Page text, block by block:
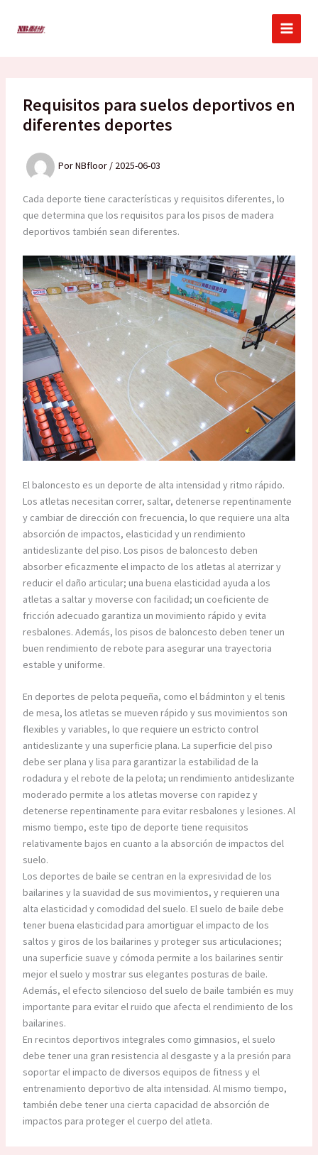
Requisitos para suelos deportivos en
diferentes deportes
PorNBfloor / 2025-06-03
Cada deporte tiene características y requisitos diferentes, lo
que determina que los requisitos para los pisos de madera
deportivos también sean diferentes.
El baloncesto es un deporte de alta intensidad y ritmo rápido.
Los atletas necesitan correr, saltar, detenerse repentinamente
y cambiar de dirección con frecuencia, lo que requiere una alta
absorción de impactos, elasticidad y un rendimiento
antideslizante del piso. Los pisos de baloncesto deben
absorber eficazmente el impacto de los atletas al aterrizar y
reducir el daño articular; una buena elasticidad ayuda a los
atletas a saltar y moverse con facilidad; un coeficiente de
fricción adecuado garantiza un movimiento rápido y evita
resbalones. Además, los pisos de baloncesto deben tener un
buen rendimiento de rebote para asegurar una trayectoria
estable y uniforme.
En deportes de pelota pequeña, como el bádminton y el tenis
de mesa, los atletas se mueven rápido y sus movimientos son
flexibles y variables, lo que requiere un estricto control
antideslizante y una superficie plana. La superficie del piso
debe ser plana y lisa para garantizar la estabilidad de la
rodadura y el rebote de la pelota; un rendimiento antideslizante
moderado permite a los atletas moverse con rapidez y
detenerse repentinamente para evitar resbalones y lesiones. Al
mismo tiempo, este tipo de deporte tiene requisitos
relativamente bajos en cuanto a la absorción de impactos del
suelo.
Los deportes de baile se centran en la expresividad de los
bailarines y la suavidad de sus movimientos, y requieren una
alta elasticidad y comodidad del suelo. El suelo de baile debe
tener buena elasticidad para amortiguar el impacto de los
saltos y giros de los bailarines y proteger sus articulaciones;
una superficie suave y cómoda permite a los bailarines sentir
mejor el suelo y mostrar sus elegantes posturas de baile.
Además, el efecto silencioso del suelo de baile también es muy
importante para evitar el ruido que afecta el rendimiento de los
bailarines.
En recintos deportivos integrales como gimnasios, el suelo
debe tener una gran resistencia al desgaste y a la presión para
soportar el impacto de diversos equipos de fitness y el
entrenamiento deportivo de alta intensidad. Al mismo tiempo,
también debe tener una cierta capacidad de absorción de
impactos para proteger el cuerpo del atleta.